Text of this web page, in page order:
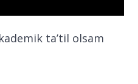
ta’til olsam